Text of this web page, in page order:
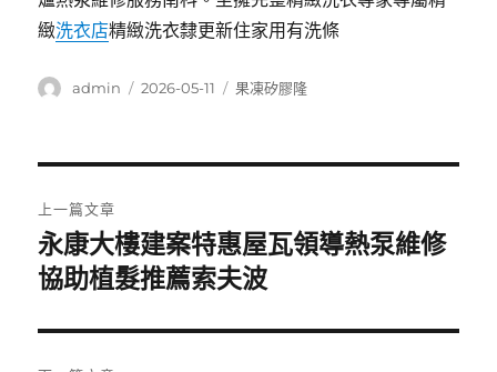
緻洗衣店精緻洗衣隸更新住家用有洗條
作
admin
發
2026-05-11
分
果凍矽膠隆
章
導
覽
上一篇文章
上
一
文
章:
永康大樓建案特惠屋瓦領導熱泵維修
協助植髮推薦索夫波